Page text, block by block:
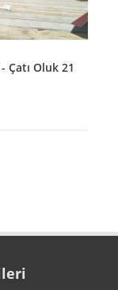
Çatı Oluk 21